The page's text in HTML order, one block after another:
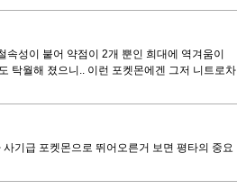
성이 붙어 약점이 2개 뿐인 희대에 역겨움이
탁월해 졌으니.. 이런 포켓몬에겐 그저 니트로차
기급 포켓몬으로 뛰어오른거 보면 평타의 중요